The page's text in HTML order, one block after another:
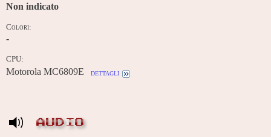
Non indicato
Colori:
-
CPU:
Motorola MC6809E dettagli
AUDIO